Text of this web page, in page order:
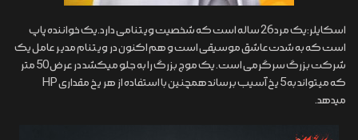
اسکایلر:یک مرد 26 ساله است که شخصیت ویتنامی دارد.یک خواننده پاپ
است که به شدت عاشق موسیقی است و هم اکنون در ویتنام مدیر عامل یک
شرکت بزرگ سرگرمی است. یک موج بزرگ را به جلو میکشد در عرض 50 متر
که میتواند به 5 یخ آسیب برساند همچنین با استفاده از هر یخ مقداری HP
میدهد.